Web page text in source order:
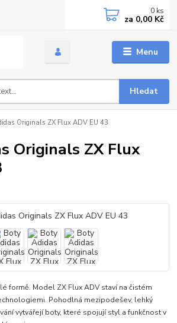
Menu
Hledat
0 ks
za 0,00 Kč
Originals ZX Flux ADV EU 43
Originals ZX Flux
formě. Model ZX Flux ADV staví na čistém
Pohodlná mezipodešev, lehký
vytvářejí boty, které spojují styl a funkčnost v